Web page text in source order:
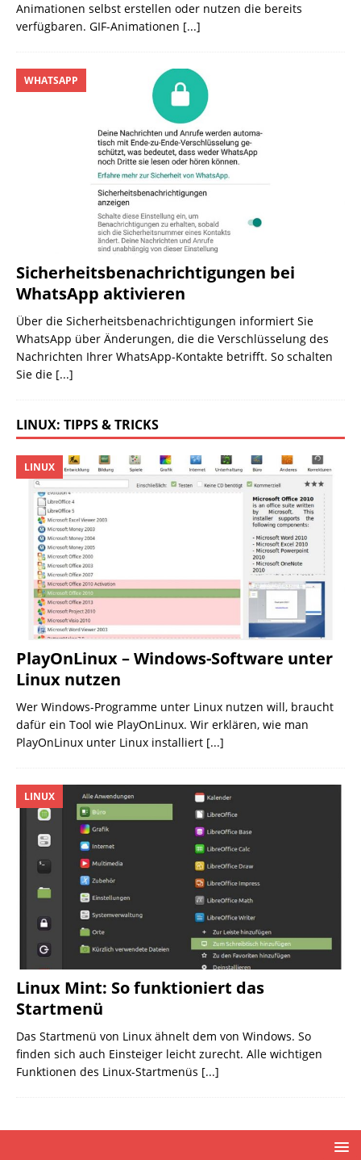
Animationen selbst erstellen oder nutzen die bereits
verfügbaren. GIF-Animationen [...]
Sicherheitsbenachrichtigungen bei
WhatsApp aktivieren
WHATSAPP
Über die Sicherheitsbenachrichtigungen informiert Sie
WhatsApp über Änderungen, die die Verschlüsselung des
Nachrichten Ihrer WhatsApp-Kontakte betrifft. So schalten
Sie die [...]
LINUX: TIPPS & TRICKS
PlayOnLinux – Windows-Software unter
Linux nutzen
LINUX
Wer Windows-Programme unter Linux nutzen will, braucht
dafür ein Tool wie PlayOnLinux. Wir erklären, wie man
PlayOnLinux unter Linux installiert [...]
Linux Mint: So funktioniert das
Startmenü
LINUX
Das Startmenü von Linux ähnelt dem von Windows. So
finden sich auch Einsteiger leicht zurecht. Alle wichtigen
Funktionen des Linux-Startmenüs [...]